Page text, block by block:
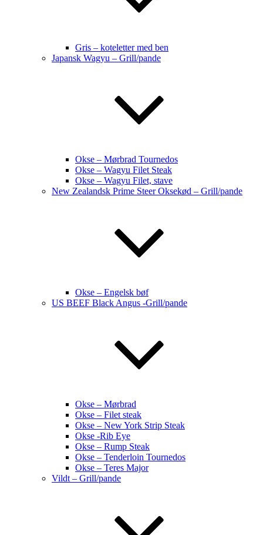
Gris – koteletter med ben
Japansk Wagyu – Grill/pande
Okse – Mørbrad Tournedos
Okse – Wagyu Filet Steak
Okse – Wagyu Filet, stave
New Zealandsk Prime Steer Oksekød – Grill/pande
Okse – Engelsk bøf
US BEEF Black Angus -Grill/pande
Okse – Mørbrad
Okse – Filet steak
Okse – New York Strip Steak
Okse -Rib Eye
Okse – Rump Steak
Okse – Tenderloin Tournedos
Okse – Teres Major
Vildt – Grill/pande